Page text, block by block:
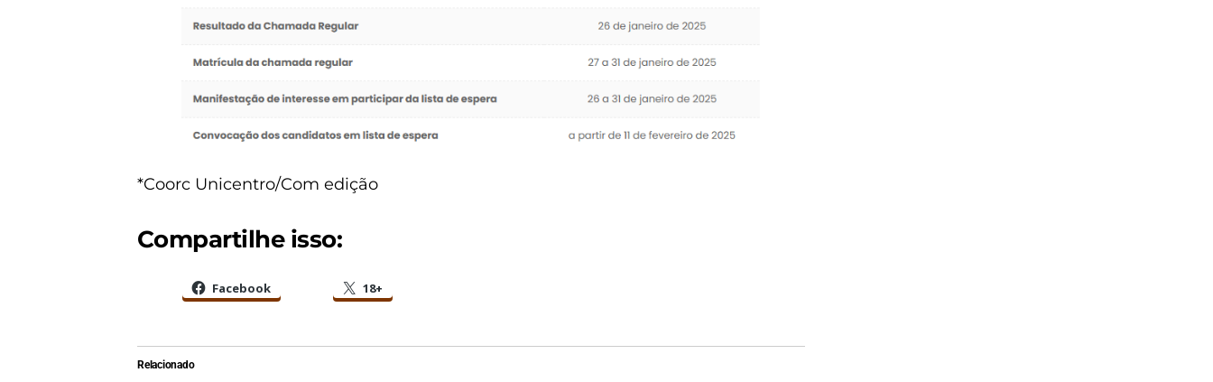
*Coorc Unicentro/Com edição
Compartilhe isso:
Facebook 18+
Relacionado